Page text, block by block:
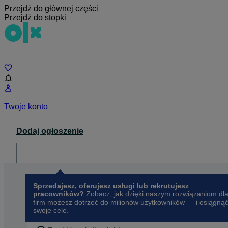
Przejdź do głównej części
Przejdź do stopki
Twoje konto
Dodaj ogłoszenie
Sprzedajesz, oferujesz usługi lub rekrutujesz
pracowników? Zobacz, jak dzięki naszym rozwiązaniom dla
firm możesz dotrzeć do milionów użytkowników — i osiągnąć
swoje cele.